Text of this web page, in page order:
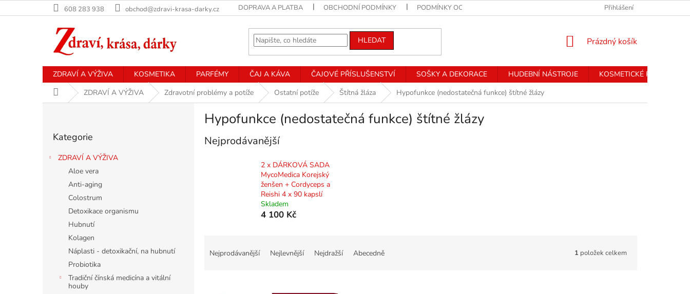
na
608 283 938 obchod@zdravi-krasa-darky.cz DOPRAVA A PLATBA OBCHODNÍ PODMÍNKY PODMÍNKY OCHRANY OSOBNÍCH ÚDAJŮ Přihlášení
HLEDAT
NÁKUPNÍ
Prázdný košík
ZDRAVÍ A VÝŽIVA KOSMETIKA PARFÉMY ČAJ A KÁVA ČAJOVÉ PŘÍSLUŠENSTVÍ SOŠKY A DEKORACE HUDEBNÍ NÁSTROJE
KOSMETICKÉ PŘÍSTROJE
Domů ZDRAVÍ A VÝŽIVA Zdravotní problémy a potíže Ostatní potíže Štítná žláza Hypofunkce (nedostatečná funkce) štítné žlázy
kategorie
Kategorie
ZDRAVÍ A VÝŽIVA
Aloe vera
Anti-aging
Colostrum
Detoxikace organismu
Hubnutí
Kolagen
Náplasti - detoxikační, na hubnutí
Probiotika
Tradiční čínská medicína a vitální
houby
Hypofunkce (nedostatečná funkce) štítné žlázy
Nejprodávanější
2 x DÁRKOVÁ SADA
MycoMedica Korejský
ženšen + Cordyceps a
Reishi 4 x 90 kapslí
Skladem
4 100 Kč
Nejprodávanější Nejlevnější Nejdražší Abecedně 1 položek celkem